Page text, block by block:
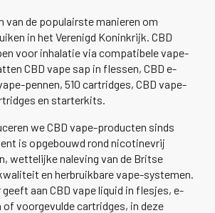
van de populairste manieren om
in het Verenigd Koninkrijk. CBD
voor inhalatie via compatibele vape-
CBD vape sap in flessen, CBD e-
pennen, 510 cartridges, CBD vape-
en starterkits.
we CBD vape-producten sinds
is opgebouwd rond nicotinevrij
wettelijke naleving van de Britse
en herbruikbare vape-systemen.
geeft aan CBD vape liquid in flesjes, e-
voorgevulde cartridges, in deze